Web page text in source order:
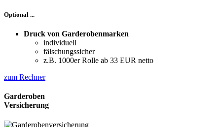
Optional ...
Druck von Garderobenmarken
individuell
fälschungssicher
z.B. 1000er Rolle ab 33 EUR netto
zum Rechner
Garderoben
Versicherung